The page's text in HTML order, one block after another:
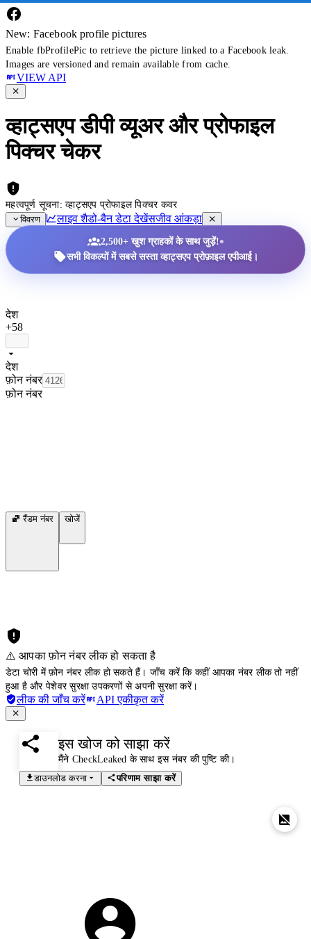
New: Facebook profile pictures
Enable fbProfilePic to retrieve the picture linked to a Facebook leak.
Images are versioned and remain available from cache.
VIEW API
व्हाट्सएप डीपी व्यूअर और प्रोफाइल
पिक्चर चेकर
महत्वपूर्ण सूचना: व्हाट्सएप प्रोफाइल पिक्चर कवर
विवरण
लाइव शैडो-बैन डेटा देखेंसजीव आंकड़ा
2,500+ खुश ग्राहकों के साथ जुड़ें!•
सभी विकल्पों में सबसे सस्ता व्हाट्सएप प्रोफ़ाइल एपीआई।
देश
+58
देश
फ़ोन नंबर
फ़ोन नंबर
रैंडम नंबर खोजें
⚠️ आपका फ़ोन नंबर लीक हो सकता है
डेटा चोरी में फ़ोन नंबर लीक हो सकते हैं। जाँच करें कि कहीं आपका नंबर लीक तो नहीं
हुआ है और पेशेवर सुरक्षा उपकरणों से अपनी सुरक्षा करें।
लीक की जाँच करें API एकीकृत करें
इस खोज को साझा करें
मैंने CheckLeaked के साथ इस नंबर की पुष्टि की।
डाउनलोड करना
परिणाम साझा करें